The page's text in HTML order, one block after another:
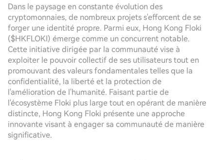
Dans le paysage en constante évolution des
cryptomonnaies, de nombreux projets s'efforcent de se
forger une identité propre. Parmi eux, Hong Kong Floki
($HKFLOKI) émerge comme un concurrent notable.
Cette initiative dirigée par la communauté vise à
exploiter le pouvoir collectif de ses utilisateurs tout en
promouvant des valeurs fondamentales telles que la
confidentialité, la liberté et la protection de
l'amélioration de l'humanité. Faisant partie de
l'écosystème Floki plus large tout en opérant de manière
distincte, Hong Kong Floki présente une approche
innovante visant à engager sa communauté de manière
significative.